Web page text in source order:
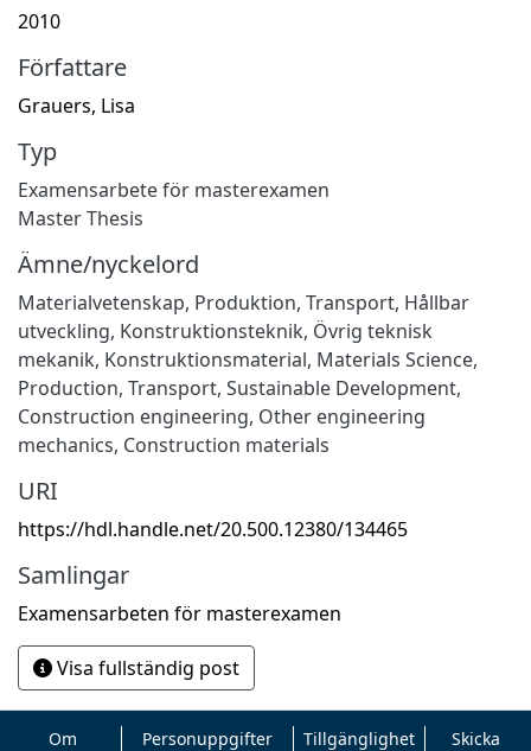
2010
Författare
Grauers, Lisa
Typ
Examensarbete för masterexamen
Master Thesis
Ämne/nyckelord
Materialvetenskap, Produktion, Transport, Hållbar
utveckling, Konstruktionsteknik, Övrig teknisk
mekanik, Konstruktionsmaterial, Materials Science,
Production, Transport, Sustainable Development,
Construction engineering, Other engineering
mechanics, Construction materials
URI
https://hdl.handle.net/20.500.12380/134465
Samlingar
Examensarbeten för masterexamen
Visa fullständig post
Om Personuppgifter Tillgänglighet Skicka